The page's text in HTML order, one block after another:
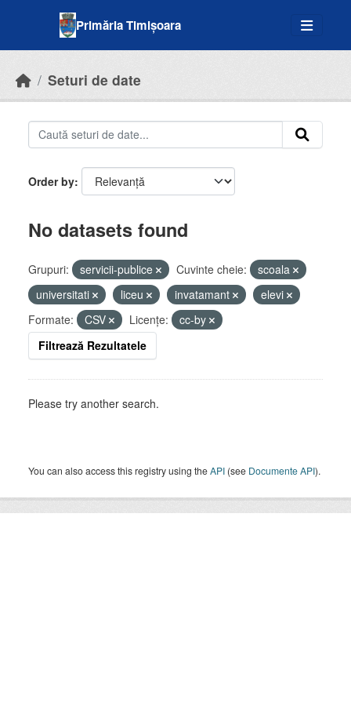
Primăria Timișoara
Seturi de date
Order by
No datasets found
Grupuri: servicii-publice Cuvinte cheie:
scoala
universitati
liceu invatamant
elevi
Formate:
CSV Licenţe:
cc-by
Filtrează Rezultatele
Please try another search.
You can also access this registry using theAPI (see Documente API).